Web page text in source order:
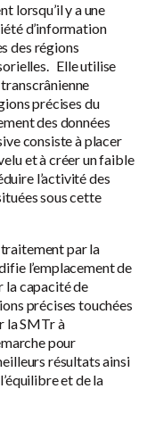
lorsqu’il y a une
d’information
des régions
Elle utilise
précises du
des données
consiste à placer
et à créer un faible
l’activité des
sous cette
par la
l’emplacement de
la capacité de
précises touchées
la SMTr à
pour
résultats ainsi
et de la